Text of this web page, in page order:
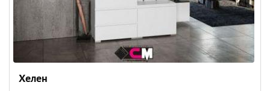
Хелен